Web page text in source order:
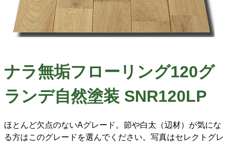
ナラ無垢フローリング120グ
ランデ自然塗装 SNR120LP
ほとんど欠点のないAグレード。節や白太（辺材）が気にな
る方はこのグレードを選んでください。写真はセレクトグレ